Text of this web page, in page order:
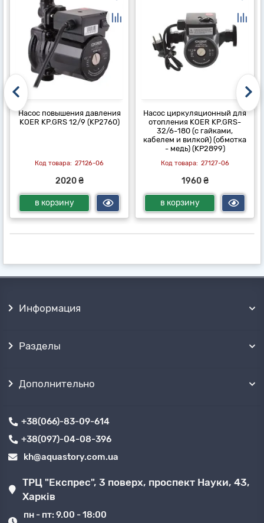
Насос повышения давления
KOER KP.GRS 12/9 (KP2760)
27126-06
2020 ₴
в корзину
Насос циркуляционный для
отопления KOER KP.GRS-
32/6-180 (с гайками,
кабелем и вилкой) (обмотка
- медь) (KP2899)
27127-06
1960 ₴
в корзину
Информация
Разделы
Дополнительно
+38(066)-83-09-614
+38(097)-04-08-396
kh@aquastory.com.ua
ТРЦ "Експрес", 3 поверх, проспект Науки, 43,
Харків
пн - пт: 9.00 - 18:00